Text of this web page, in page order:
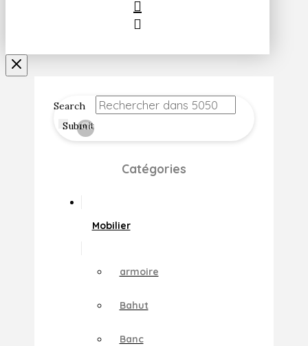
Search
Submit
Clear
Catégories
Mobilier
armoire
Bahut
Banc